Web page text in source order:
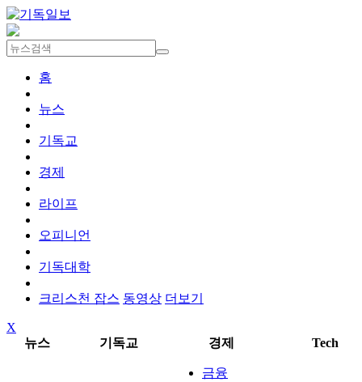
홈
뉴스
기독교
경제
라이프
오피니언
기독대학
크리스천 잡스 동영상 더보기
X
뉴스
기독교 경제 Tech
금융